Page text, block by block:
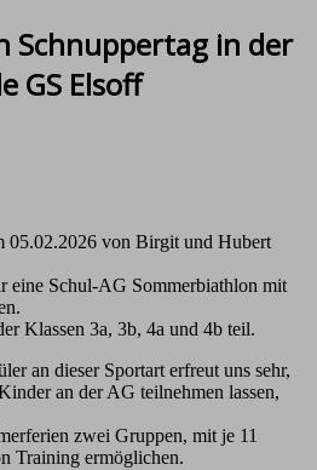
Schnuppertag in der
GS Elsoff
05.02.2026 von Birgit und Hubert
eine Schul-AG Sommerbiathlon mit
Klassen 3a, 3b, 4a und 4b teil.
an dieser Sportart erfreut uns sehr,
an der AG teilnehmen lassen,
zwei Gruppen, mit je 11
Training ermöglichen.